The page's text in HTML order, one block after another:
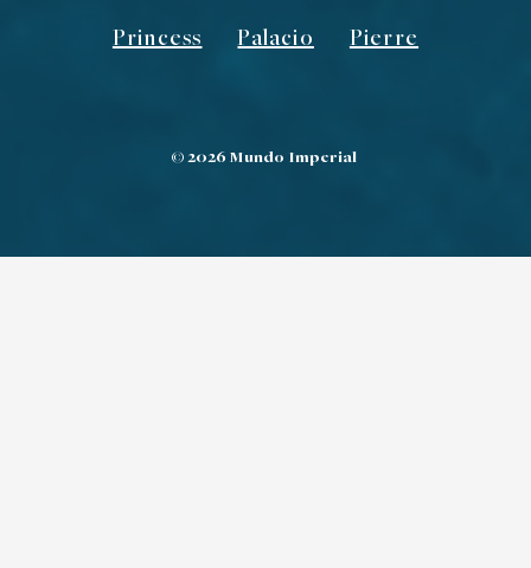
©2026 Mundo Imperial
Princess Palacio Pierre